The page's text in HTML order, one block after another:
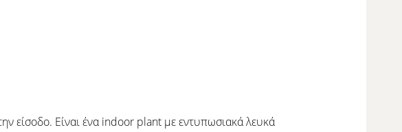
είσοδο. Είναι ένα indoor plant με εντυπωσιακά λευκά